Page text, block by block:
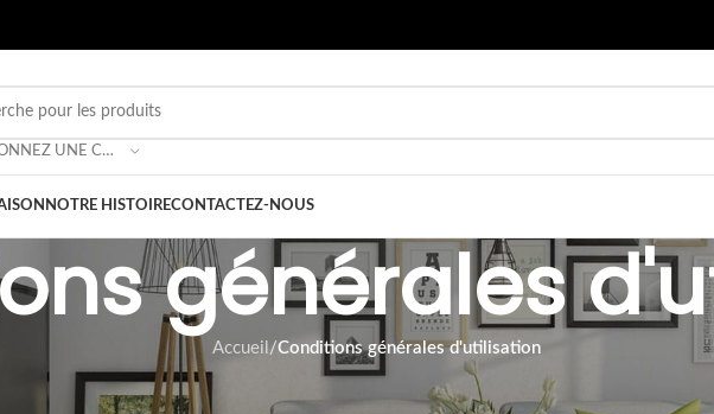
SÉLECTIONNEZ UNE CATÉGORIE
NOTRE HISTOIRECONTACTEZ-NOUS
générales
Accueil /Conditions générales d'utilisation